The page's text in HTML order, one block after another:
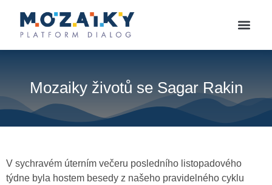
Mozaiky životů se Sagar Rakin
V sychravém úterním večeru posledního listopadového
týdne byla hostem besedy z našeho pravidelného cyklu